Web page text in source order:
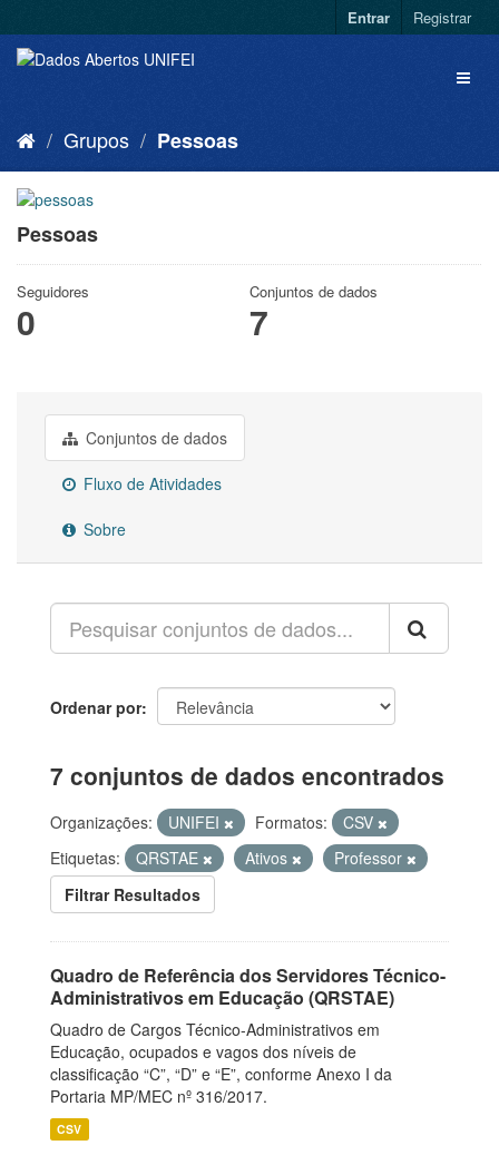
Entrar Registrar
Grupos Pessoas
Pessoas
Seguidores
0
Conjuntos de dados
7
Conjuntos de dados
Fluxo de Atividades
Sobre
Ordenar por
7 conjuntos de dados encontrados
Organizações: UNIFEI Formatos:
CSV
Etiquetas:
QRSTAE Ativos
Professor
Filtrar Resultados
Quadro de Referência dos Servidores Técnico-
Administrativos em Educação (QRSTAE)
Quadro de Cargos Técnico-Administrativos em
Educação, ocupados e vagos dos níveis de
classificação “C”, “D” e “E”, conforme Anexo I da
Portaria MP/MEC nº 316/2017.
CSV